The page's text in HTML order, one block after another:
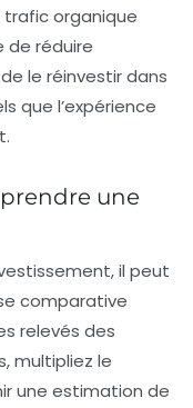
trafic organique
de réduire
le réinvestir dans
que l’expérience
une
il peut
comparative
relevés des
multipliez le
une estimation de